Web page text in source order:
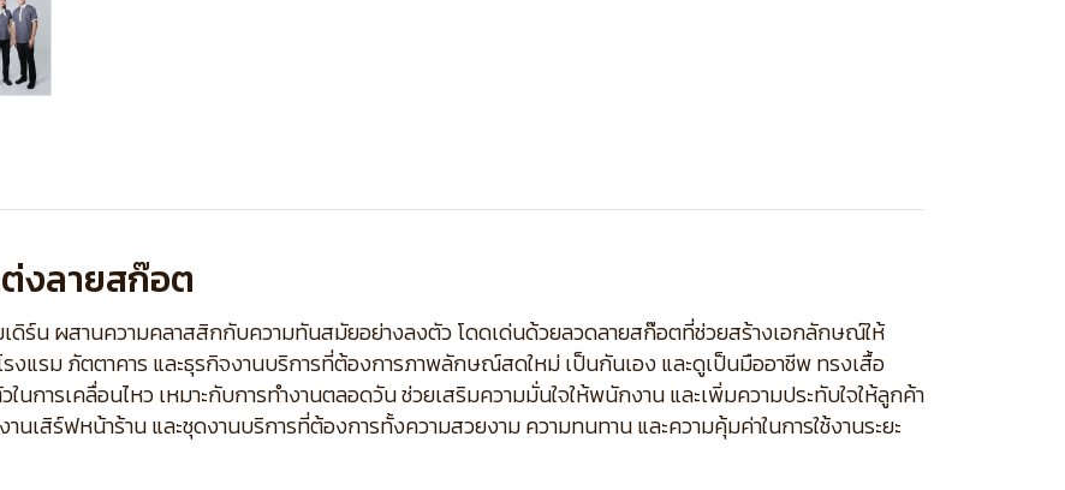
งลายสก๊อต
ดิร์น ผสานความคลาสสิกกับความทันสมัยอย่างลงตัว โดดเด่นด้วยลวดลายสก๊อตที่ช่วยสร้างเอกลักษณ์ให้
งแรม ภัตตาคาร และธุรกิจงานบริการที่ต้องการภาพลักษณ์สดใหม่ เป็นกันเอง และดูเป็นมืออาชีพ ทรงเสื้อ
นการเคลื่อนไหว เหมาะกับการทำงานตลอดวัน ช่วยเสริมความมั่นใจให้พนักงาน และเพิ่มความประทับใจให้ลูกค้า
เสิร์ฟหน้าร้าน และชุดงานบริการที่ต้องการทั้งความสวยงาม ความทนทาน และความคุ้มค่าในการใช้งานระยะ